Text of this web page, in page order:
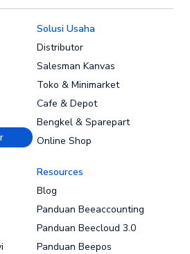
Solusi Usaha
Distributor
Salesman Kanvas
Toko & Minimarket
Cafe & Depot
Bengkel & Sparepart
Online Shop
Resources
Blog
Panduan Beeaccounting
Panduan Beecloud 3.0
Panduan Beepos